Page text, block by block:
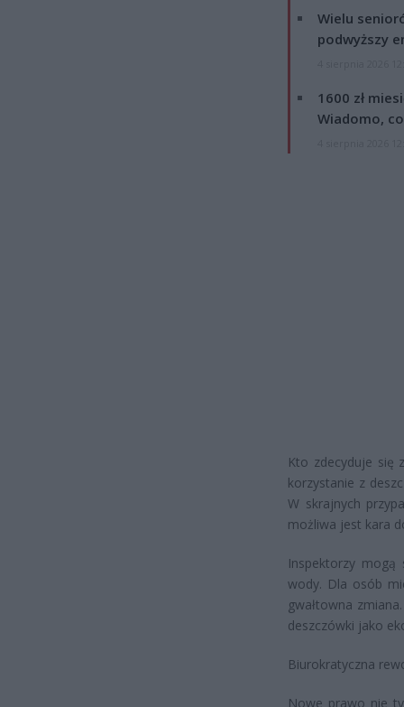
Wielu
podwyższy
1600 zł
Wiadomo,
Kto zdecyduje się
korzystanie z
W skrajnych
możliwa jest kara
Inspektorzy
wody. Dla osób
gwałtowna
deszczówki jako
Biurokratyczna
Nowe prawo nie